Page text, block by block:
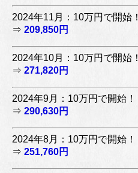
2024年11月：10万円で開始！
⇒ 209,850円
2024年10月：10万円で開始！
⇒ 271,820円
2024年9月：10万円で開始！
⇒ 290,630円
2024年8月：10万円で開始！
⇒ 251,760円